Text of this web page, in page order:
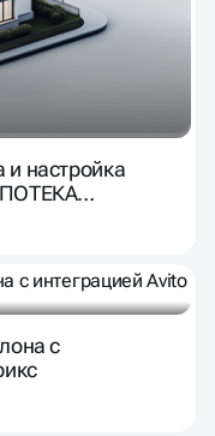
настройка
с